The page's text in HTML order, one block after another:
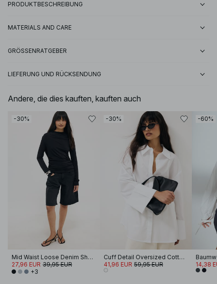
PRODUKTBESCHREIBUNG
MATERIALS AND CARE
GRÖSSENRATGEBER
LIEFERUNG UND RÜCKSENDUNG
Andere, die dies kauften, kauften auch
-30%
Mid Waist Loose Denim Shorts
27,96 EUR 39,95 EUR
+3
-30%
Cuff Detail Oversized Cotton Shirt
41,96 EUR 59,95 EUR
-60%
14,38